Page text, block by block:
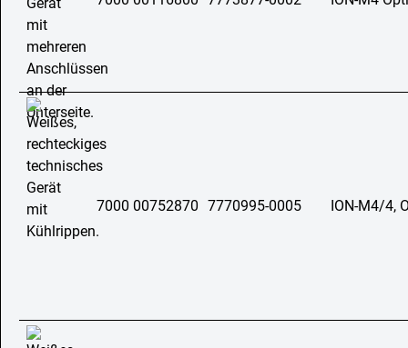
7000 00752870 7770995-0005 ION-M4/4,